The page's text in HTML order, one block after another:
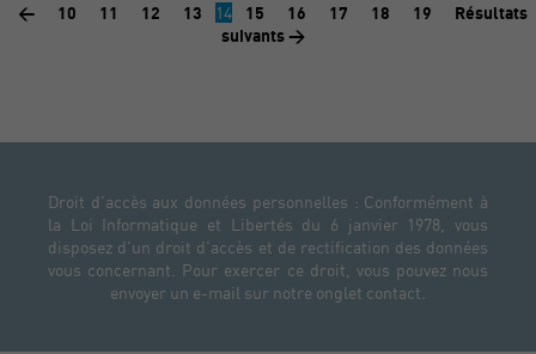
< 10 11 12 13 14 15 16 17 18 19
Résultats
suivants >
Droit d'accès aux données personnelles : Conformément à
la Loi Informatique et Libertés du 6 janvier 1978, vous
disposez d'un droit d'accès et de rectification des données
vous concernant. Pour exercer ce droit, vous pouvez nous
envoyer un e-mail sur notre onglet contact.